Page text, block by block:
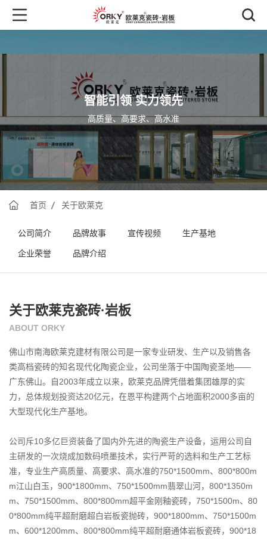
智能引领 实力领先
高质量、高要求、高水准
公司简介 品牌故事 宣传视频 生产基地
企业荣誉 品牌介绍
首页 关于欧莱克
关于欧莱克瓷砖·岩板
ABOUT ORKY
佛山市南海欧莱克建材有限公司是一家专业研发、生产以及销售各
类高档瓷砖的知名现代化陶瓷企业，公司坐落于中国陶瓷圣地——
广东佛山。自2003年成立以来，欧莱克品牌凭借着集团雄厚的实
力，总体规划投资达20亿元，在恩平构建两个占地面积2000多亩的
大型现代化生产基地。
公司斥10多亿巨资装备了国内外先进的陶瓷生产设备，运用公司自
主研发的一次烧成加数码喷墨技术，实行严苛的选料和生产工艺标
准，专业生产高质量、高要求、高水准的750*1500mm、800*800m
m江山白玉，900*1800mm、750*1500mm翡翠山河，800*1350m
m、750*1500mm、800*800mm超平金刚釉瓷砖，750*1500m、80
0*800mm纯平超耐磨超白岩板瓷抛砖，900*1800mm、750*1500m
m、600*1200mm、800*800mm纯平超耐磨通体岩板瓷砖，900*18